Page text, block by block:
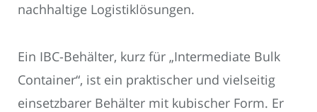
nachhaltige Logistiklösungen.
Ein IBC-Behälter, kurz für „Intermediate Bulk
Container“, ist ein praktischer und vielseitig
einsetzbarer Behälter mit kubischer Form. Er